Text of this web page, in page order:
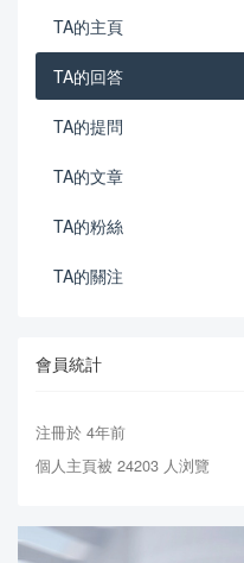
TA的主頁
TA的回答
TA的提問
TA的文章
TA的粉絲
TA的關注
會員統計
注冊於 4年前
個人主頁被 24203 人浏覽